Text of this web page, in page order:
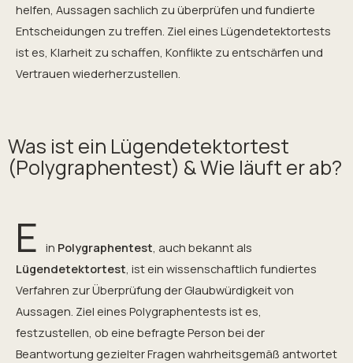
helfen, Aussagen sachlich zu überprüfen und fundierte
Entscheidungen zu treffen. Ziel eines Lügendetektortests
ist es, Klarheit zu schaffen, Konflikte zu entschärfen und
Vertrauen wiederherzustellen.
Was ist ein Lügendetektortest
(Polygraphentest) & Wie läuft er ab?
E in Polygraphentest , auch bekannt als
Lügendetektortest , ist ein wissenschaftlich fundiertes
Verfahren zur Überprüfung der Glaubwürdigkeit von
Aussagen. Ziel eines Polygraphentests ist es,
festzustellen, ob eine befragte Person bei der
Beantwortung gezielter Fragen wahrheitsgemäß antwortet